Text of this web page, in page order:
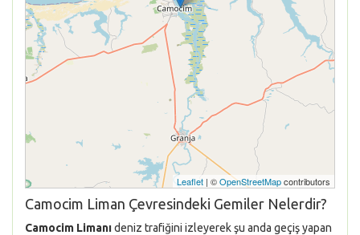
Leaflet | ©OpenStreetMapcontributors
Camocim Liman Çevresindeki Gemiler Nelerdir?
Camocim Limanıdeniz trafiğini izleyerek şu anda geçiş yapan